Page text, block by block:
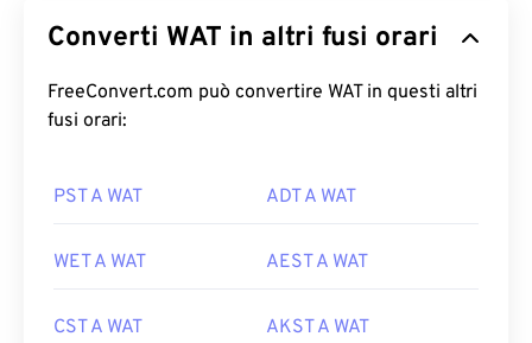
Converti WAT in altri fusi orari
FreeConvert.com può convertire WAT in questi altri
fusi orari:
PST A WAT ADT A WAT
WET A WAT AEST A WAT
CST A WAT AKST A WAT